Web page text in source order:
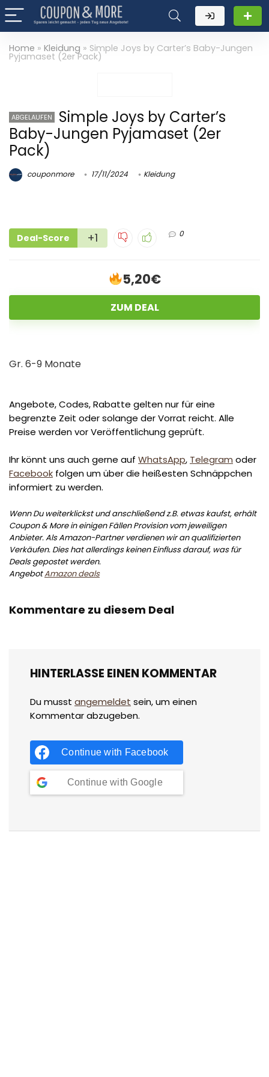
Home » Kleidung » Simple Joys by Carter’s Baby-Jungen
Pyjamaset (2er Pack)
ABGELAUFEN
Simple Joys by Carter’s
Baby-Jungen Pyjamaset (2er
Pack)
couponmore 17/11/2024 Kleidung
Deal-Score +1 0
5,20€
ZUM DEAL
Gr. 6-9 Monate
Angebote, Codes, Rabatte gelten nur für eine
begrenzte Zeit oder solange der Vorrat reicht. Alle
Preise werden vor Veröffentlichung geprüft.
Ihr könnt uns auch gerne auf WhatsApp, Telegram oder
Facebook folgen um über die heißesten Schnäppchen
informiert zu werden.
Wenn Du weiterklickst und anschließend z.B. etwas kaufst, erhält
Coupon & More in einigen Fällen Provision vom jeweiligen
Anbieter. Als Amazon-Partner verdienen wir an qualifizierten
Verkäufen. Dies hat allerdings keinen Einfluss darauf, was für
Deals gepostet werden.
AngebotAmazon deals
Kommentare zu diesem Deal
HINTERLASSE EINEN KOMMENTAR
Du musst angemeldet sein, um einen
Kommentar abzugeben.
Continue with Facebook
Continue with Google